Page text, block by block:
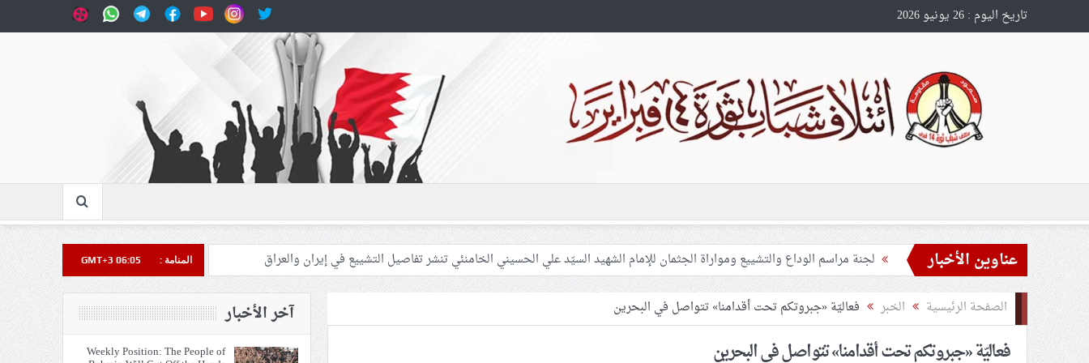
تاريخ اليوم : 26 يونيو 2026
عناوين الأخبار
تحذيرات من استغلال الأوضاع في غزّة لإشعال صراعات داخليّة تخدم الاحتلال
ملفّ إنسانيّ مؤلم.. الأسيرات الفلسطينيّات بين القمع والإهمال الطبي
55 مأتمًا وحسينيّة يعترضون على الإجراءات القمعيّة للنظام في موسم عاشوراء
النظام الخليفيّ يدسّ عيونه بين المشاركين في مواكب العزاء ويعتقل العشرات من الشبّان
GMT+3 06:05 المنامة :
الصفحة الرئيسية الخبر فعاليّة «جبروتكم تحت أقدامنا» تتواصل في البحرين
فعاليّة «جبروتكم تحت أقدامنا» تتواصل في البحرين
آخر الأخبار
Weekly Position: The People of